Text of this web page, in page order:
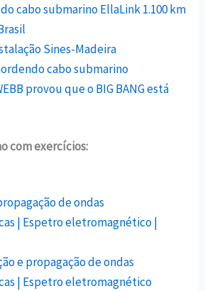
cabo submarino EllaLink 1.100 km
Sines-Madeira
cabo submarino
provou que o BIG BANG está
com exercícios:
e propagação de ondas
| Espetro eletromagnético